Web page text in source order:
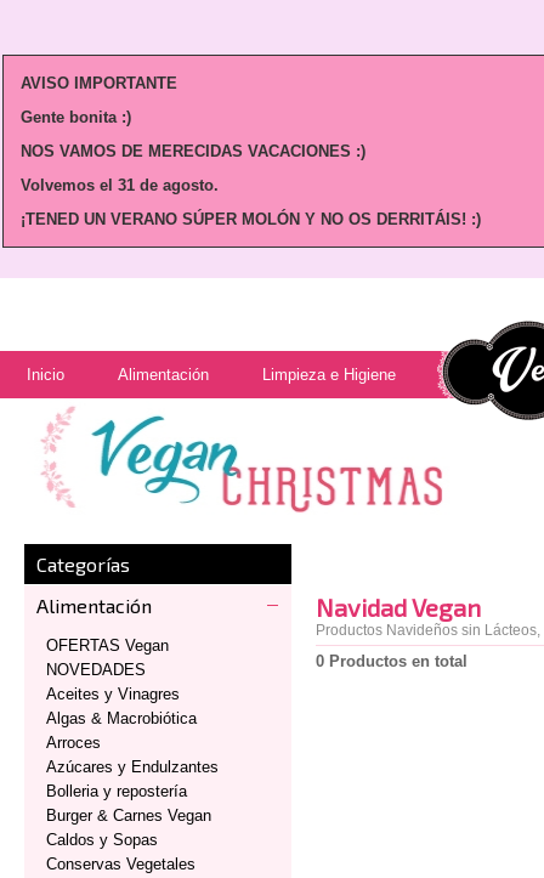
AVISO IMPORTANTE
Gente bonita :)
NOS VAMOS DE MERECIDAS VACACIONES :)
Volvemos el 31 de agosto.
¡TENED UN VERANO SÚPER MOLÓN Y NO OS DERRITÁIS! :)
Inicio Alimentación Limpieza e Higiene
Categorías
Alimentación
OFERTAS Vegan
NOVEDADES
Aceites y Vinagres
Algas & Macrobiótica
Arroces
Azúcares y Endulzantes
Bolleria y repostería
Burger & Carnes Vegan
Caldos y Sopas
Conservas Vegetales
Navidad Vegan
Productos Navideños sin
0 Productos en total